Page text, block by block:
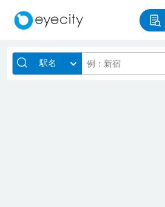
駅名